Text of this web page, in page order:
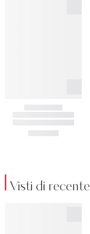
Visti di recente